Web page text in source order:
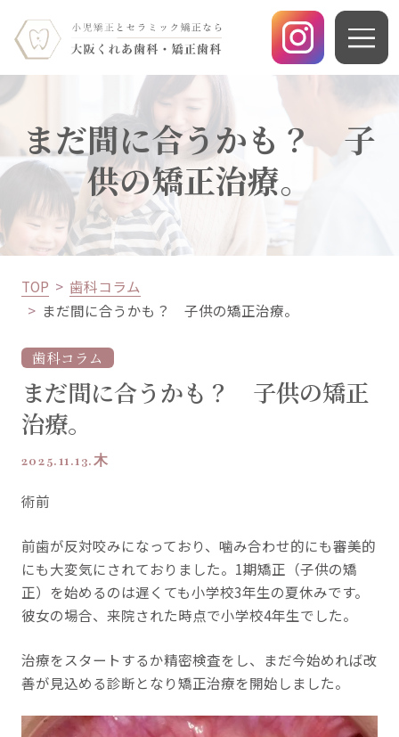
まだ間に合うかも？ 子
供の矯正治療。
TOP
歯科コラム
まだ間に合うかも？ 子供の矯正治療。
歯科コラム
まだ間に合うかも？ 子供の矯正
治療。
2025.11.13.木
術前
前歯が反対咬みになっており、噛み合わせ的にも審美的
にも大変気にされておりました。1期矯正（子供の矯
正）を始めるのは遅くても小学校3年生の夏休みです。
彼女の場合、来院された時点で小学校4年生でした。
治療をスタートするか精密検査をし、まだ今始めれば改
善が見込める診断となり矯正治療を開始しました。